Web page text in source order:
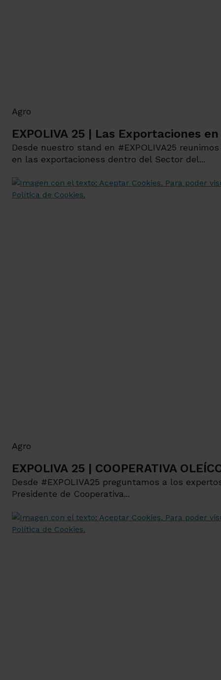
Agro
EXPOLIVA 25 | Las Exportaciones
Desde nuestro stand en #EXPOLIVA25
en las exportacioness dentro del Sector del...
Agro
EXPOLIVA 25 | COOPERATIVA
Desde #EXPOLIVA25 preguntamos a los
Presidente de Cooperativa...